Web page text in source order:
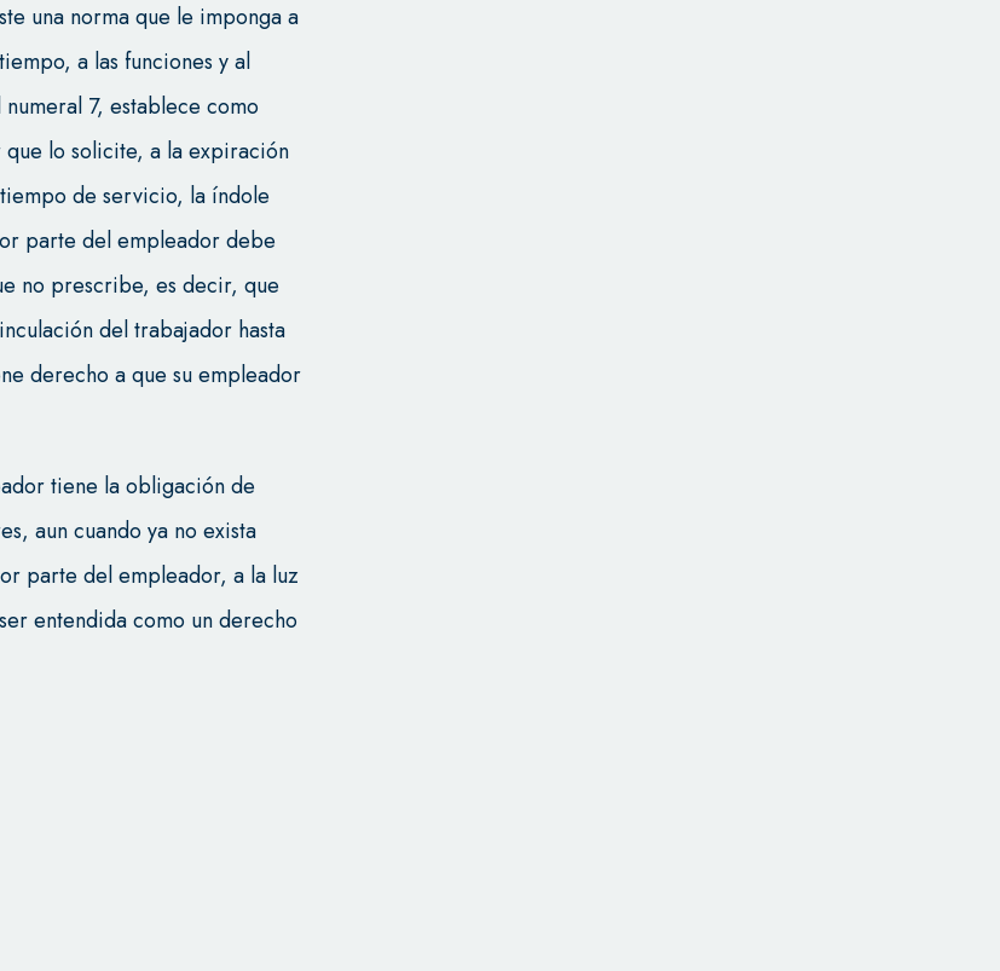
una norma que le imponga a
a las funciones y al
7, establece como
lo solicite, a la expiración
de servicio, la índole
parte del empleador debe
no prescribe, es decir, que
del trabajador hasta
derecho a que su empleador
tiene la obligación de
aun cuando ya no exista
parte del empleador, a la luz
entendida como un derecho